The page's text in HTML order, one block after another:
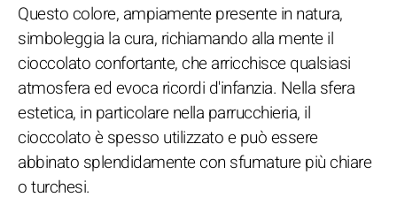
Questo colore, ampiamente presente in natura,
simboleggia la cura, richiamando alla mente il
cioccolato confortante, che arricchisce qualsiasi
atmosfera ed evoca ricordi d'infanzia. Nella sfera
estetica, in particolare nella parrucchieria, il
cioccolato è spesso utilizzato e può essere
abbinato splendidamente con sfumature più chiare
o turchesi.